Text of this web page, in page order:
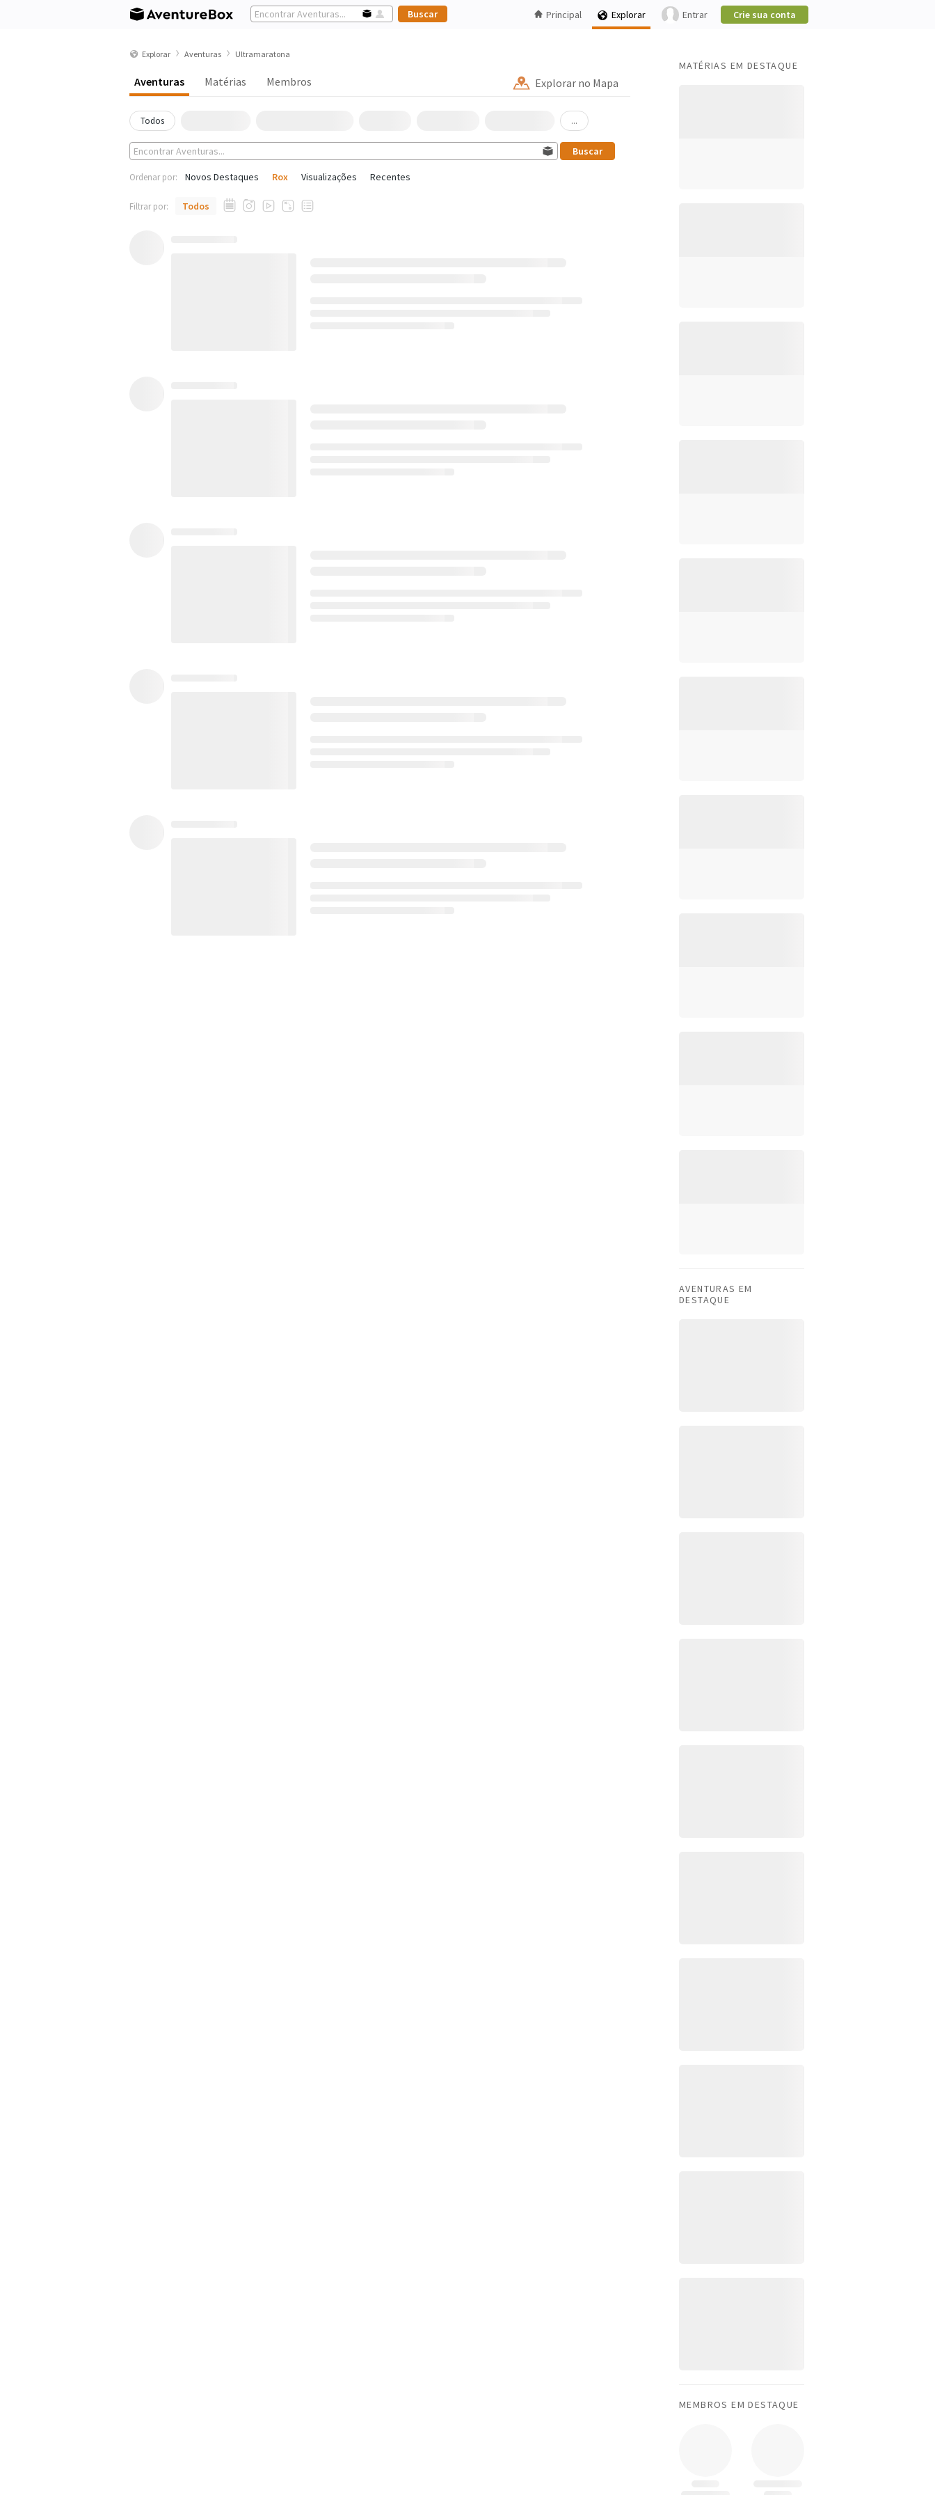
Crie sua conta
Entrar
Explorar
Principal
Explorar Aventuras Ultramaratona
Explorar no Mapa
Aventuras Matérias Membros
Todos ...
Ordenar por: Novos Destaques Rox Visualizações Recentes
Filtrar por: Todos
MATÉRIAS EM DESTAQUE
AVENTURAS EM
DESTAQUE
MEMBROS EM DESTAQUE